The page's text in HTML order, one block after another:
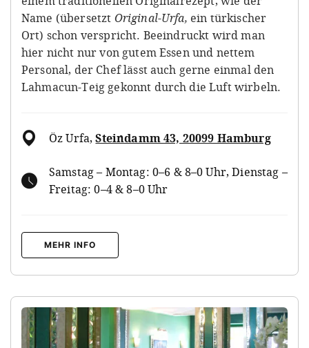
Name (übersetzt Original-Urfa, ein türkischer
Ort) schon verspricht. Beeindruckt wird man
hier nicht nur von gutem Essen und nettem
Personal, der Chef lässt auch gerne einmal den
Lahmacun-Teig gekonnt durch die Luft wirbeln.
Öz Urfa,Steindamm 43, 20099 Hamburg
Samstag – Montag: 0–6 & 8–0 Uhr, Dienstag –
Freitag: 0–4 & 8–0 Uhr
MEHR INFO